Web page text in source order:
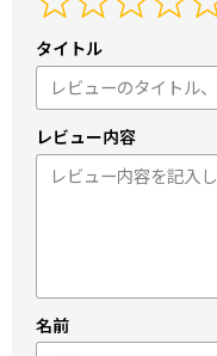
タイトル
レビュー内容
名前